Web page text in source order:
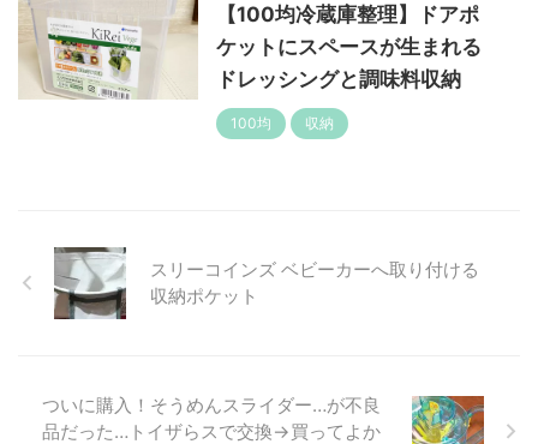
【100均冷蔵庫整理】ドアポ
ケットにスペースが生まれる
ドレッシングと調味料収納
100均 収納
スリーコインズ ベビーカーへ取り付ける
収納ポケット
ついに購入！そうめんスライダー…が不良
品だった…トイザらスで交換→買ってよか